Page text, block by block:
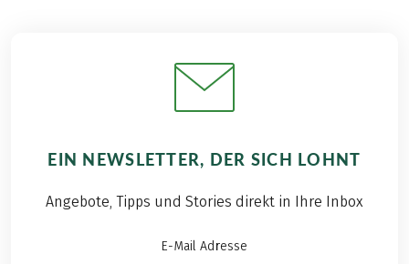
EIN NEWSLETTER, DER SICH LOHNT
Angebote, Tipps und Stories direkt in Ihre Inbox
E-Mail Adresse